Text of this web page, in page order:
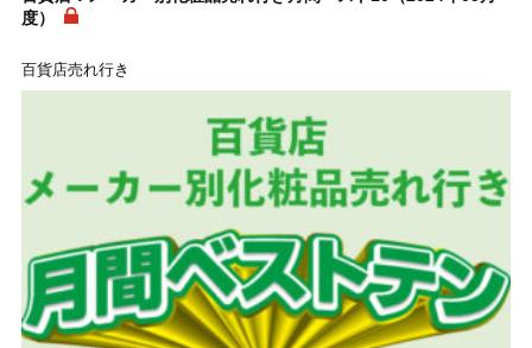
度）
百貨店売れ行き